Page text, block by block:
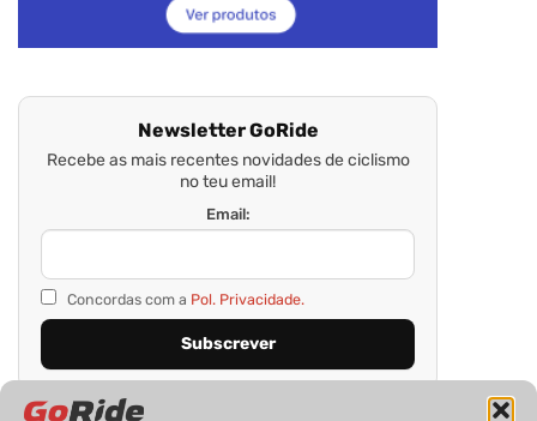
Newsletter GoRide
Recebe as mais recentes novidades de ciclismo
no teu email!
Email:
Concordas com a Pol. Privacidade.